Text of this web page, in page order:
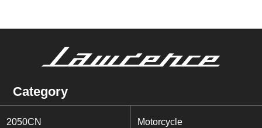
Category
2050CN Motorcycle